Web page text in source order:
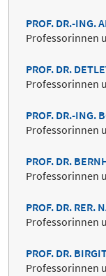
PROF. DR.-ING.
Professorinnen
PROF. DR.
Professorinnen
PROF. DR.-ING.
Professorinnen
PROF. DR.
Professorinnen
PROF. DR. RER.
Professorinnen
PROF. DR.
Professorinnen